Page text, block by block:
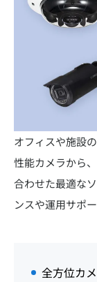
オフィスや施設
性能カメラから
合わせた最適な
ンスや運用サポ
全方位カ